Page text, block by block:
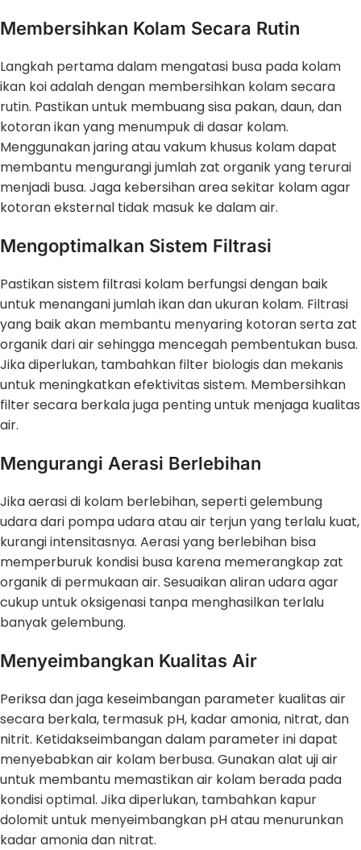
Membersihkan Kolam Secara Rutin
Langkah pertama dalam mengatasi busa pada kolam
ikan koi adalah dengan membersihkan kolam secara
rutin. Pastikan untuk membuang sisa pakan, daun, dan
kotoran ikan yang menumpuk di dasar kolam.
Menggunakan jaring atau vakum khusus kolam dapat
membantu mengurangi jumlah zat organik yang terurai
menjadi busa. Jaga kebersihan area sekitar kolam agar
kotoran eksternal tidak masuk ke dalam air.
Mengoptimalkan Sistem Filtrasi
Pastikan sistem filtrasi kolam berfungsi dengan baik
untuk menangani jumlah ikan dan ukuran kolam. Filtrasi
yang baik akan membantu menyaring kotoran serta zat
organik dari air sehingga mencegah pembentukan busa.
Jika diperlukan, tambahkan filter biologis dan mekanis
untuk meningkatkan efektivitas sistem. Membersihkan
filter secara berkala juga penting untuk menjaga kualitas
air.
Mengurangi Aerasi Berlebihan
Jika aerasi di kolam berlebihan, seperti gelembung
udara dari pompa udara atau air terjun yang terlalu kuat,
kurangi intensitasnya. Aerasi yang berlebihan bisa
memperburuk kondisi busa karena memerangkap zat
organik di permukaan air. Sesuaikan aliran udara agar
cukup untuk oksigenasi tanpa menghasilkan terlalu
banyak gelembung.
Menyeimbangkan Kualitas Air
Periksa dan jaga keseimbangan parameter kualitas air
secara berkala, termasuk pH, kadar amonia, nitrat, dan
nitrit. Ketidakseimbangan dalam parameter ini dapat
menyebabkan air kolam berbusa. Gunakan alat uji air
untuk membantu memastikan air kolam berada pada
kondisi optimal. Jika diperlukan, tambahkan kapur
dolomit untuk menyeimbangkan pH atau menurunkan
kadar amonia dan nitrat.